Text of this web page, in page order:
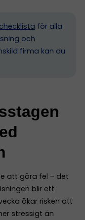
för alla
och
firma kan du
att göra fel – det
blir ett
ökar risken att
stressigt än